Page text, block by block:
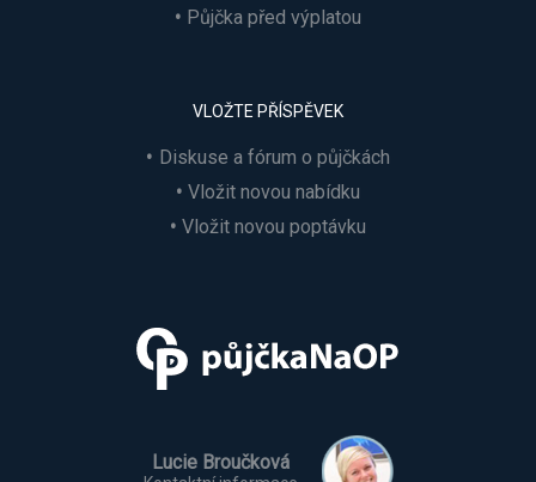
Půjčka před výplatou
VLOŽTE PŘÍSPĚVEK
Diskuse a fórum o půjčkách
Vložit novou nabídku
Vložit novou poptávku
Lucie Broučková